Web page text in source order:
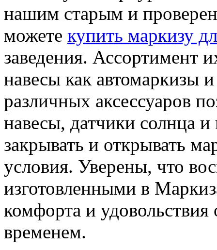
нашим старым и
можете купить маркизу
заведения. Ассортимент
навесы как автомаркизы
различных аксессуаров
навесы, датчики солнца
закрывать и открывать
условия. Уверены, что
изготовленными в
комфорта и
временем.